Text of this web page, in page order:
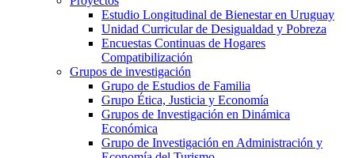
Estudio Longitudinal de Bienestar en Uruguay
Unidad Curricular de Desigualdad y Pobreza
Encuestas Continuas de Hogares
Compatibilización
Grupos de investigación
Grupo de Estudios de Familia
Grupo Ética, Justicia y Economía
Grupos de Investigación en Dinámica
Económica
Grupo de Investigación en Administración y